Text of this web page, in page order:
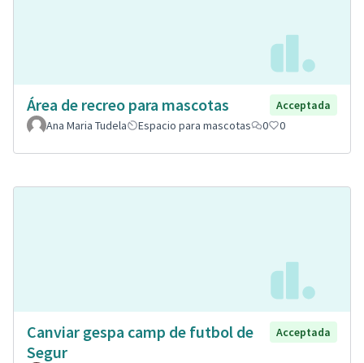
Área de recreo para mascotas
Acceptada
Ana Maria Tudela
Espacio para mascotas 0 0
Canviar gespa camp de futbol de
Segur
Acceptada